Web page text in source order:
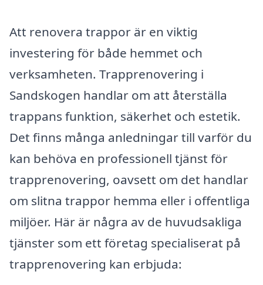
Att renovera trappor är en viktig
investering för både hemmet och
verksamheten. Trapprenovering i
Sandskogen handlar om att återställa
trappans funktion, säkerhet och estetik.
Det finns många anledningar till varför du
kan behöva en professionell tjänst för
trapprenovering, oavsett om det handlar
om slitna trappor hemma eller i offentliga
miljöer. Här är några av de huvudsakliga
tjänster som ett företag specialiserat på
trapprenovering kan erbjuda: